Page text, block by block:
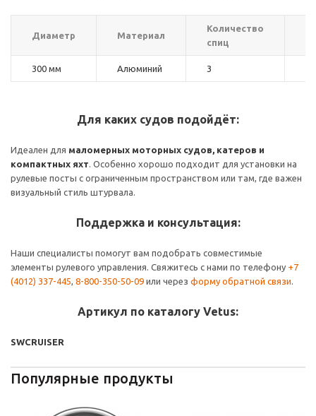
Диаметр Материал
Количество
спиц
300 мм Алюминий 3
Для каких судов подойдёт:
Идеален для маломерных моторных судов, катеров и
компактных яхт. Особенно хорошо подходит для установки на
рулевые посты с ограниченным пространством или там, где важен
визуальный стиль штурвала.
Поддержка и консультация:
Наши специалисты помогут вам подобрать совместимые
элементы рулевого управления. Свяжитесь с нами по телефону +7
(4012) 337-445, 8-800-350-50-09 или через форму обратной связи.
Артикул по каталогу Vetus:
SWCRUISER
Популярные продукты